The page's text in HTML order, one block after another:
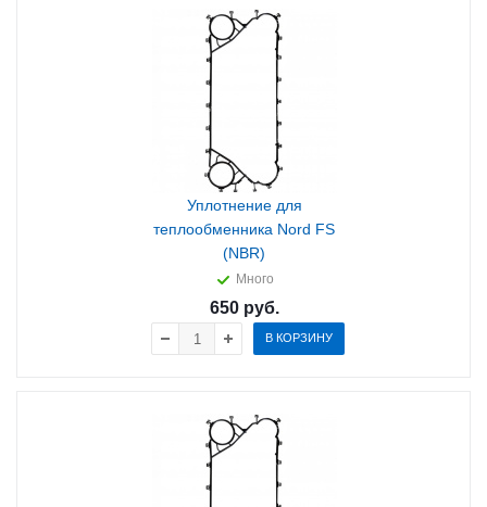
Уплотнение для
теплообменника Nord FS
(NBR)
Много
650руб.
В КОРЗИНУ